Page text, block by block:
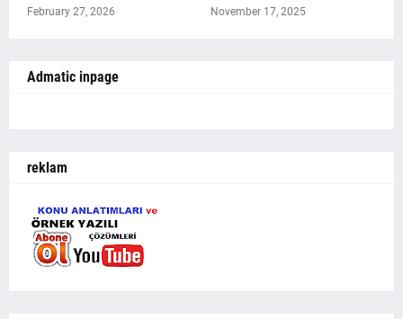
February 27, 2026 November 17, 2025
Admatic inpage
reklam